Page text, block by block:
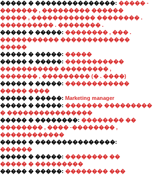
� ���������������: ����� -
, ��������� ������
, ������������ �������� .
. �������� .
� �����: �������� , ��� .
�������������
� �����: �����
� �����: �����������
��������� ,
, ��������� (� . ����)
� �����: ������������
����
� �����: Marketing manager
� �����: ������� ���������
����������������
� ��������: �������� ��
, ���� -�������� ,
� ���������������:
� �����: �������� ��
� ���������
� �����: �������� ���